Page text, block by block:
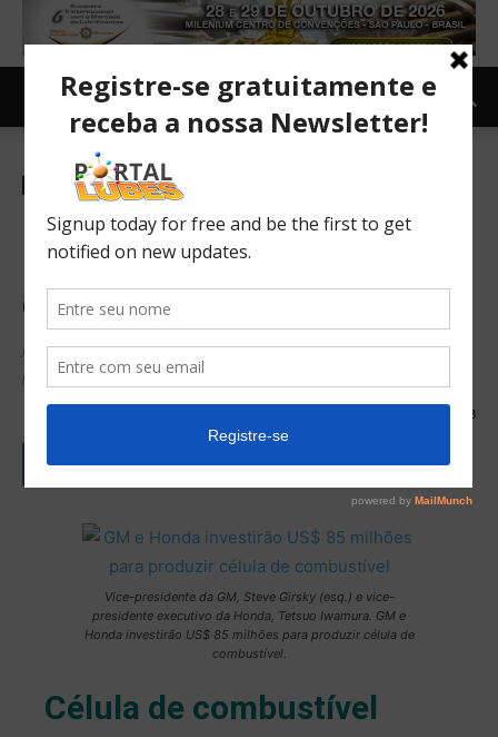
Carro e Moto Carro Notícias
GM e Honda investem
pesado em célula de
combustível
Joint venture que fará baterias a hidrogênio vai operar a
partir de 2020
603
Vice-presidente da GM, Steve Girsky (esq.) e vice-
presidente executivo da Honda, Tetsuo Iwamura. GM e
Honda investirão US$ 85 milhões para produzir célula de
combustível.
Célula de combustível